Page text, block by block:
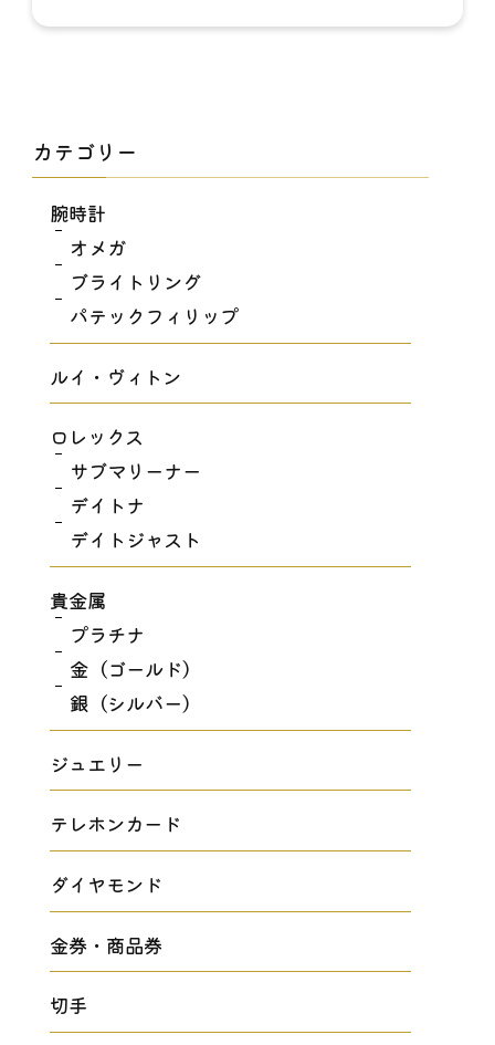
カテゴリー
腕時計
オメガ
ブライトリング
パテックフィリップ
ルイ・ヴィトン
ロレックス
サブマリーナー
デイトナ
デイトジャスト
貴金属
プラチナ
金（ゴールド）
銀（シルバー）
ジュエリー
テレホンカード
ダイヤモンド
金券・商品券
切手